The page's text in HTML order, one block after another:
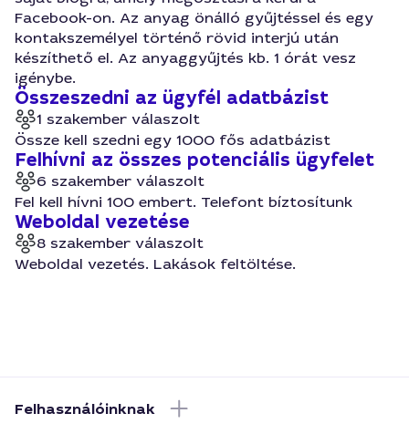
Facebook-on. Az anyag önálló gyűjtéssel és egy
kontakszemélyel történő rövid interjú után
készíthető el. Az anyaggyűjtés kb. 1 órát vesz
igénybe.
Összeszedni az ügyfél adatbázist
1 szakember válaszolt
Össze kell szedni egy 1000 fős adatbázist
Felhívni az összes potenciális ügyfelet
6 szakember válaszolt
Fel kell hívni 100 embert. Telefont bíztosítunk
Weboldal vezetése
8 szakember válaszolt
Weboldal vezetés. Lakások feltöltése.
Felhasználóinknak